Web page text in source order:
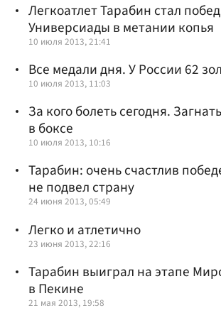
Легкоатлет Тарабин стал
Универсиады в метании копья
10 июля 2013, 21:41
Все медали дня. У России 62
10 июля 2013, 11:03
За кого болеть сегодня. Загнать
в боксе
10 июля 2013, 10:16
Тарабин: очень счастлив
не подвел страну
24 июня 2013, 05:49
Легко и атлетично
23 июня 2013, 22:16
Тарабин выиграл на этапе
в Пекине
21 мая 2013, 19:58